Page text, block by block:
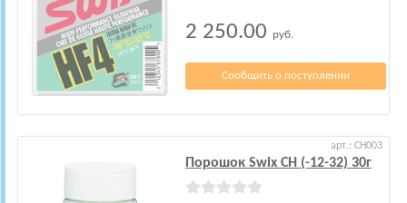
2 250.00 руб.
Сообщить о поступлении
арт.: CH003
Порошок Swix CH (-12-32) 30г